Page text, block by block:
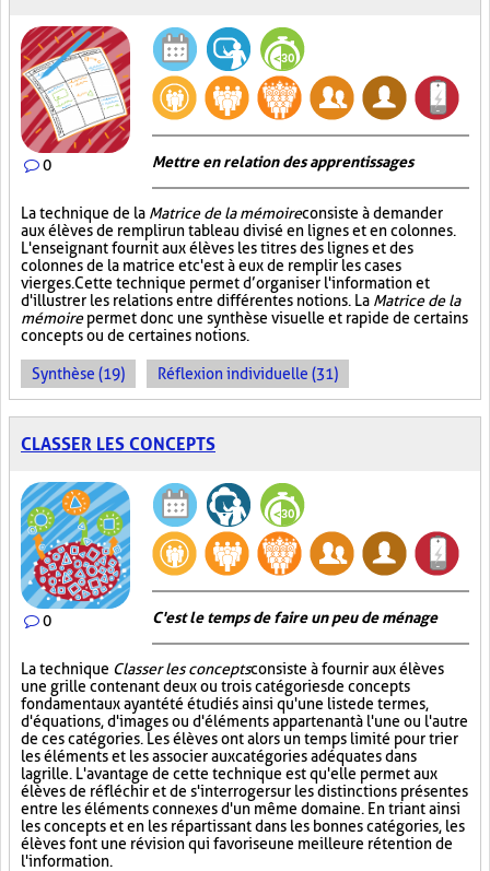
0 Mettre en relation des apprentissages
La technique de la Matrice de la mémoireconsiste à demander
aux élèves de remplir un tableau divisé en lignes et en colonnes.
L'enseignant fournit aux élèves les titres des lignes et des
colonnes de la matrice et c'est à eux de remplir les cases
vierges. Cette technique permet d’organiser l'information et
d'illustrer les relations entre différentes notions. La Matrice de la
mémoirepermet donc une synthèse visuelle et rapide de certains
concepts ou de certaines notions.
Synthèse (19) Réflexion individuelle (31)
CLASSER LES CONCEPTS
0 C'est le temps de faire un peu de ménage
La technique Classer les conceptsconsiste à fournir aux élèves
une grille contenant deux ou trois catégories de concepts
fondamentaux ayant été étudiés ainsi qu'une liste de termes,
d'équations, d'images ou d'éléments appartenant à l'une ou l'autre
de ces catégories. Les élèves ont alors un temps limité pour trier
les éléments et les associer aux catégories adéquates dans
la grille. L'avantage de cette technique est qu'elle permet aux
élèves de réfléchir et de s'interroger sur les distinctions présentes
entre les éléments connexes d'un même domaine. En triant ainsi
les concepts et en les répartissant dans les bonnes catégories, les
élèves font une révision qui favorise une meilleure rétention de
l'information.